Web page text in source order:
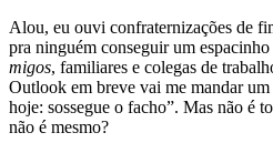
Alou, eu ouvi confraternizações de
pra ninguém conseguir um
migos, familiares e colegas de
Outlook em breve vai me mandar
hoje: sossegue o facho”. Mas não é
não é mesmo?